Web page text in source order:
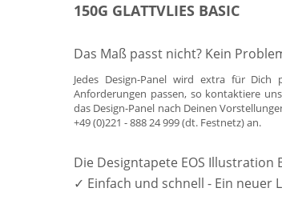
150G GLATTVLIES BASIC
Das Maß passt nicht? Kein
Jedes Design-Panel wird extra für
Anforderungen passen, so kontaktiere
das Design-Panel nach Deinen
+49 (0)221 - 888 24 999 (dt. Festnetz) an.
Die Designtapete EOS Illustration
✓ Einfach und schnell - Ein neuer